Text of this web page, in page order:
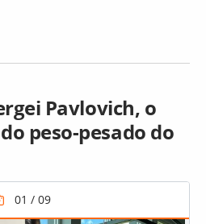
Pavlovich, o
peso-pesado do